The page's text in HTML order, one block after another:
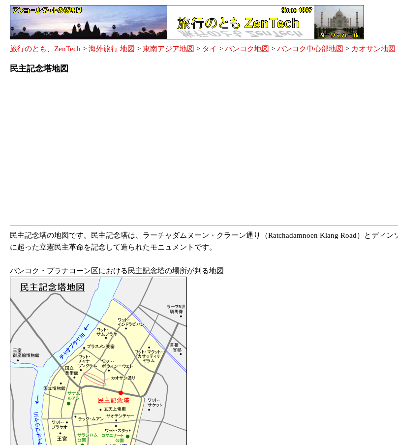
旅行のとも、ZenTech > 海外旅行 地図 > 東南アジア地図 > タイ > バンコク地図 > バンコク中心部地図 > カオサン地図
民主記念塔地図
民主記念塔の地図です。民主記念塔は、ラーチャダムヌーン・クラーン通り（Ratchadamnoen Klang Road）とディ
に起った立憲民主革命を記念して造られたモニュメントです。
バンコク・プラナコーン区における民主記念塔の場所が判る地図